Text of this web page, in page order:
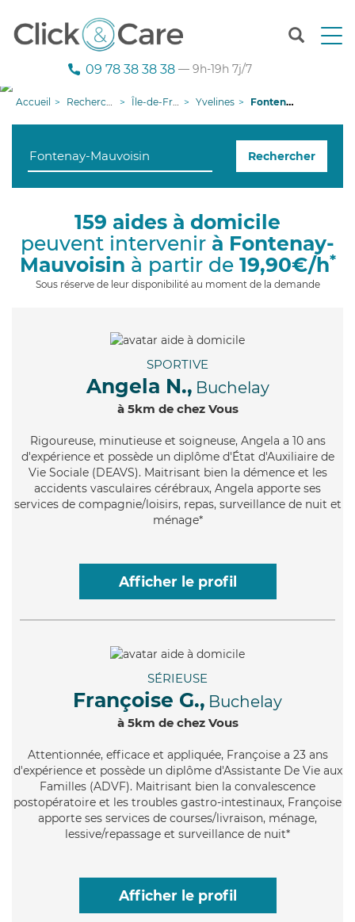
T
n
g
i
o
09 78 38 38 38 — 9h-19h 7j/7
Accueil Recherche aide à domicile Île-de-France Yvelines Fontenay-Mauvoisin
Rechercher
159 aides à domicile
peuvent intervenir à Fontenay-
Mauvoisin à partir de 19,90€/h*
Sous réserve de leur disponibilité au moment de la demande
SPORTIVE
Angela N., Buchelay
à 5km de chez Vous
Rigoureuse, minutieuse et soigneuse, Angela a 10 ans
d'expérience et possède un diplôme d'État d'Auxiliaire de
Vie Sociale (DEAVS). Maitrisant bien la démence et les
accidents vasculaires cérébraux, Angela apporte ses
services de compagnie/loisirs, repas, surveillance de nuit et
ménage*
Afficher le profil
SÉRIEUSE
Françoise G., Buchelay
à 5km de chez Vous
Attentionnée, efficace et appliquée, Françoise a 23 ans
d'expérience et possède un diplôme d'Assistante De Vie aux
Familles (ADVF). Maitrisant bien la convalescence
postopératoire et les troubles gastro-intestinaux, Françoise
apporte ses services de courses/livraison, ménage,
lessive/repassage et surveillance de nuit*
Afficher le profil